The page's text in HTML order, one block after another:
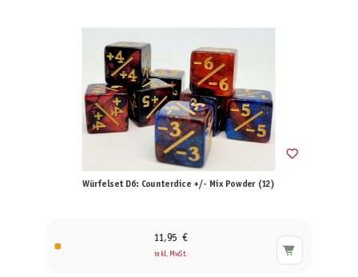
Würfelset D6: Counterdice +/- Mix Powder (12)
11,95 €
inkl. MwSt.